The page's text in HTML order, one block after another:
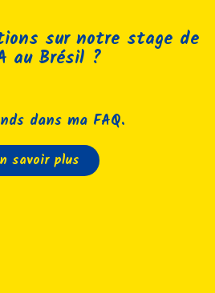
sur notre stage de
au Brésil ?
dans ma FAQ.
savoir plus